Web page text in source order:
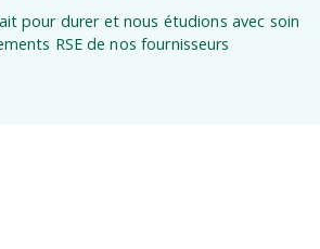
pour durer et nous étudions avec soin
RSE de nos fournisseurs